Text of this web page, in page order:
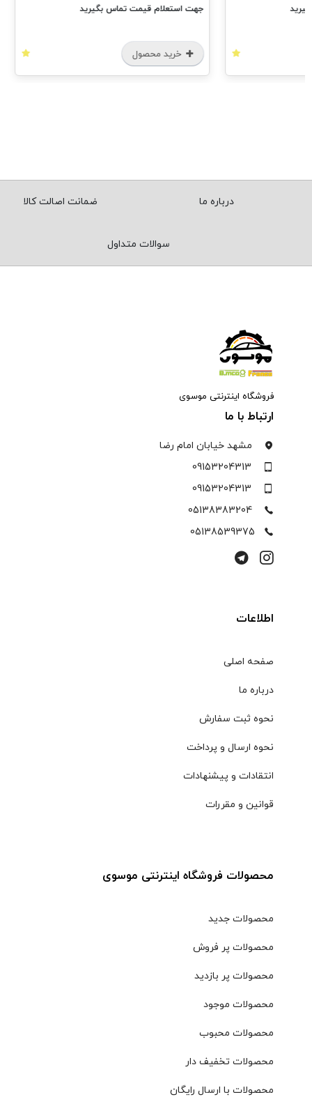
جهت استعلام قیمت تماس بگیرید
خرید محصول
درباره ما ضمانت اصالت کالا
سوالات متداول
فروشگاه اینترنتی موسوی
ارتباط با ما
مشهد خیابان امام رضا
09153204313
09153204313
05138383204
05138539375
اطلاعات
صفحه اصلی
درباره ما
نحوه ثبت سفارش
نحوه ارسال و پرداخت
انتقادات و پیشنهادات
قوانین و مقررات
محصولات فروشگاه اینترنتی موسوی
محصولات جدید
محصولات پر فروش
محصولات پر بازدید
محصولات موجود
محصولات محبوب
محصولات تخفیف دار
محصولات با ارسال رایگان